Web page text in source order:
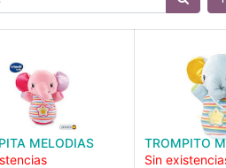
MELODIAS
TROMPITO
Sin